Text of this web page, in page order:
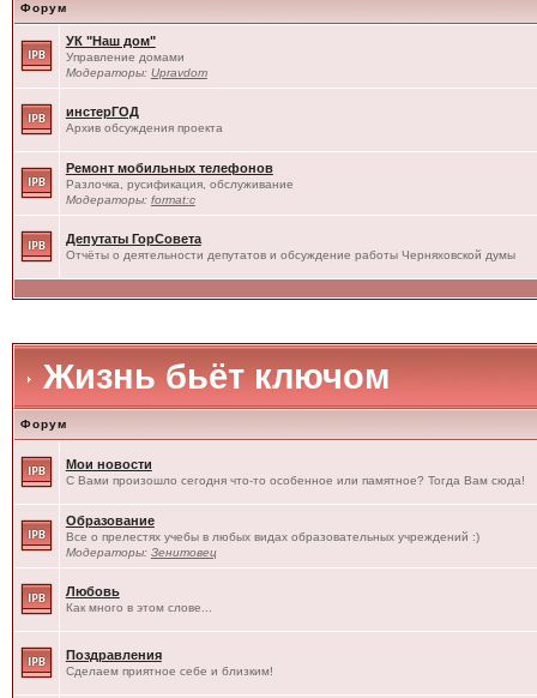
Форум
УК "Наш дом"
Управление домами
Модераторы: Upravdom
инстерГОД
Архив обсуждения проекта
Ремонт мобильных телефонов
Разлочка, русификация, обслуживание
Модераторы: format:c
Депутаты ГорСовета
Отчёты о деятельности депутатов и обсуждение работы Черняховской думы
Жизнь бьёт ключом
Форум
Мои новости
С Вами произошло сегодня что-то особенное или памятное? Тогда Вам сюда!
Образование
Все о прелестях учебы в любых видах образовательных учреждений :)
Модераторы: Зенитовец
Любовь
Как много в этом слове...
Поздравления
Сделаем приятное себе и близким!